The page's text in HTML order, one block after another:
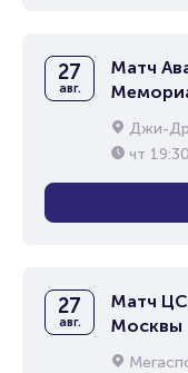
27
авг.
Матч
Джи-
чт 19:30
27
авг.
Матч
Москвы